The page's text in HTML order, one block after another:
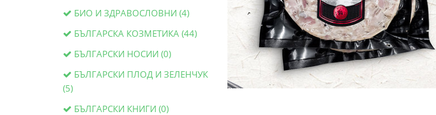
БИО И ЗДРАВОСЛОВНИ (4)
БЪЛГАРСКА КОЗМЕТИКА (44)
БЪЛГАРСКИ НОСИИ (0)
БЪЛГАРСКИ ПЛОД И ЗЕЛЕНЧУК
(5)
БЪЛГАРСКИ КНИГИ (0)